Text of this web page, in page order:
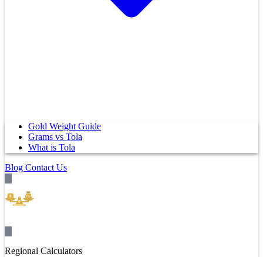
Gold Weight Guide
Grams vs Tola
What is Tola
Blog Contact Us
Regional Calculators